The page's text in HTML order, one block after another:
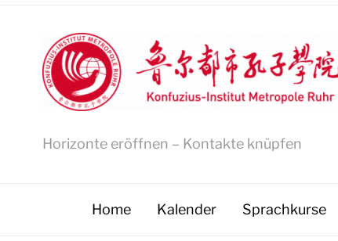
Horizonte eröffnen – Kontakte knüpfen
Home Kalender Sprachkurse